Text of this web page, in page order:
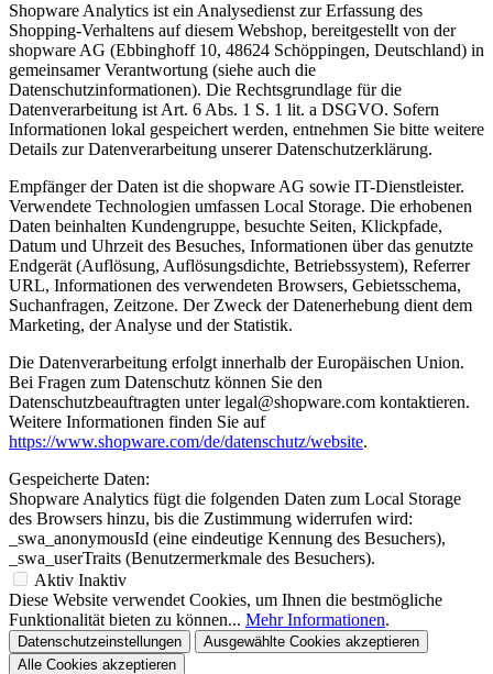
Shopware Analytics ist ein Analysedienst zur Erfassung des
Shopping-Verhaltens auf diesem Webshop, bereitgestellt von der
shopware AG (Ebbinghoff 10, 48624 Schöppingen, Deutschland) in
gemeinsamer Verantwortung (siehe auch die
Datenschutzinformationen). Die Rechtsgrundlage für die
Datenverarbeitung ist Art. 6 Abs. 1 S. 1 lit. a DSGVO. Sofern
Informationen lokal gespeichert werden, entnehmen Sie bitte weitere
Details zur Datenverarbeitung unserer Datenschutzerklärung.
Empfänger der Daten ist die shopware AG sowie IT-Dienstleister.
Verwendete Technologien umfassen Local Storage. Die erhobenen
Daten beinhalten Kundengruppe, besuchte Seiten, Klickpfade,
Datum und Uhrzeit des Besuches, Informationen über das genutzte
Endgerät (Auflösung, Auflösungsdichte, Betriebssystem), Referrer
URL, Informationen des verwendeten Browsers, Gebietsschema,
Suchanfragen, Zeitzone. Der Zweck der Datenerhebung dient dem
Marketing, der Analyse und der Statistik.
Die Datenverarbeitung erfolgt innerhalb der Europäischen Union.
Bei Fragen zum Datenschutz können Sie den
Datenschutzbeauftragten unter legal@shopware.com kontaktieren.
Weitere Informationen finden Sie auf
https://www.shopware.com/de/datenschutz/website.
Gespeicherte Daten:
Shopware Analytics fügt die folgenden Daten zum Local Storage
des Browsers hinzu, bis die Zustimmung widerrufen wird:
_swa_anonymousId (eine eindeutige Kennung des Besuchers),
_swa_userTraits (Benutzermerkmale des Besuchers).
Aktiv Inaktiv
Diese Website verwendet Cookies, um Ihnen die bestmögliche
Funktionalität bieten zu können... Mehr Informationen.
Datenschutzeinstellungen
Ausgewählte Cookies akzeptieren
Alle Cookies akzeptieren